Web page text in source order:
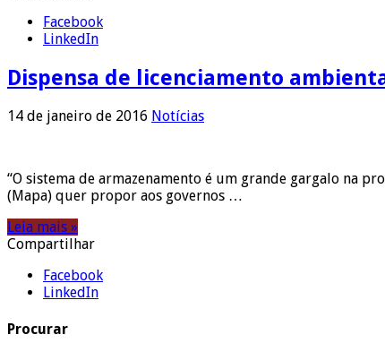
Facebook
LinkedIn
Dispensa de licenciamento
14 de janeiro de 2016 Notícias
“O sistema de armazenamento é um grande gargalo na
(Mapa) quer propor aos governos …
Leia mais »
Compartilhar
Facebook
LinkedIn
Procurar